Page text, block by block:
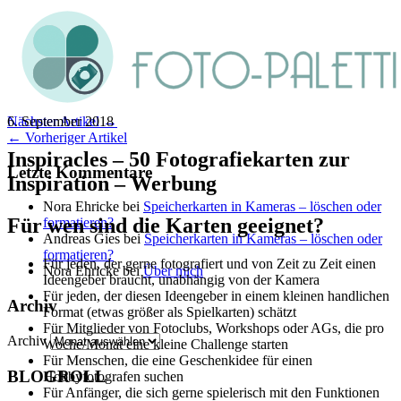
6. September 2018
Inspiracles – 50 Fotografiekarten zur
Inspiration – Werbung
Für wen sind die Karten geeignet?
Für jeden, der gerne fotografiert und von Zeit zu Zeit einen
Ideengeber braucht, unabhängig von der Kamera
Für jeden, der diesen Ideengeber in einem kleinen handlichen
Format (etwas größer als Spielkarten) schätzt
Für Mitglieder von Fotoclubs, Workshops oder AGs, die pro
Woche/Monat eine kleine Challenge starten
Für Menschen, die eine Geschenkidee für einen
Hobbyfotografen suchen
Für Anfänger, die sich gerne spielerisch mit den Funktionen
Nächster Artikel →
← Vorheriger Artikel
Letzte Kommentare
Nora Ehricke bei Speicherkarten in Kameras – löschen oder
formatieren?
Andreas Gies bei Speicherkarten in Kameras – löschen oder
formatieren?
Nora EhrickebeiÜber mich
Archiv
Archiv
BLOGROLL